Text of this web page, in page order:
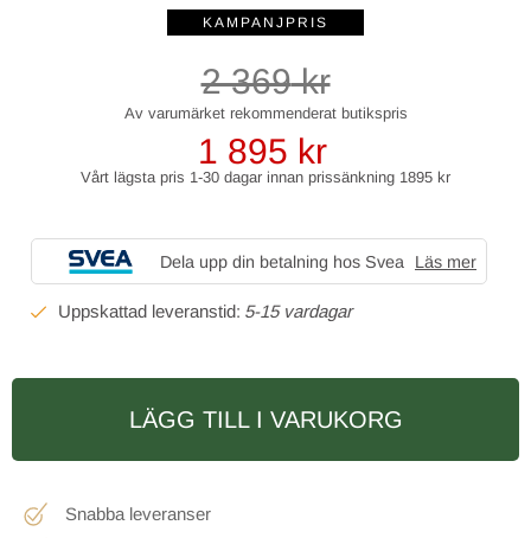
2 369kr
1 895 kr
Vårt lägsta pris 1-30 dagar innan prissänkning 1895 kr
Dela upp din betalning hos Svea Läs mer
5-15 vardagar
LÄGG TILL I VARUKORG
Snabba leveranser